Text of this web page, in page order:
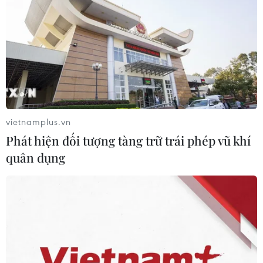
Làn sóng tấn công mạng nhằm vào
các quỹ đầu cơ lớn của Mỹ
06/08/2026 06:47
Xem thêm
Phó Tổng Biên tập: NGUYỄN THỊ TÁM, KHÚC THANH
vietnamplus.vn
Phát hiện đối tượng tàng trữ trái phép vũ khí
quân dụng